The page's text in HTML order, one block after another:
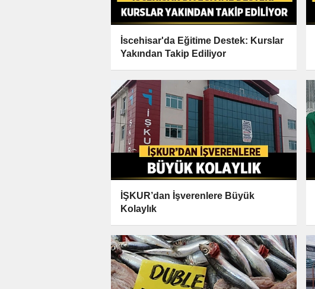
İscehisar'da Eğitime Destek: Kurslar
Yakından Takip Ediliyor
İŞKUR’dan İşverenlere Büyük
Kolaylık